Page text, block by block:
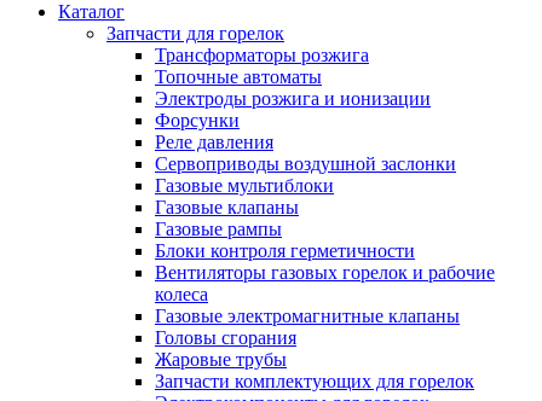
Каталог
Запчасти для горелок
Трансформаторы розжига
Топочные автоматы
Электроды розжига и ионизации
Форсунки
Реле давления
Сервоприводы воздушной заслонки
Газовые мультиблоки
Газовые клапаны
Газовые рампы
Блоки контроля герметичности
Вентиляторы газовых горелок и рабочие
колеса
Газовые электромагнитные клапаны
Головы сгорания
Жаровые трубы
Запчасти комплектующих для горелок